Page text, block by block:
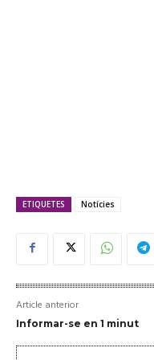
ETIQUETES Notícies
Article anterior
Informar-se en 1 minut